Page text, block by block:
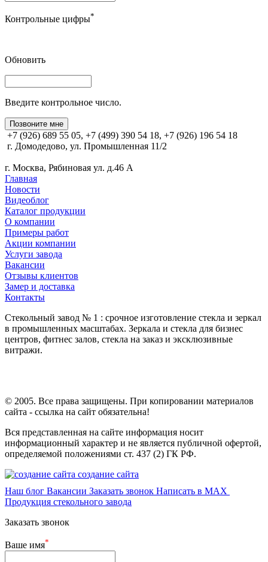
Контрольные цифры*
Обновить
Введите контрольное число.
Позвоните мне
+7 (926) 689 55 05, +7 (499) 390 54 18, +7 (926) 196 54 18
г. Домодедово, ул. Промышленная 11/2
г. Москва, Рябиновая ул. д.46 А
Главная
Новости
Видеоблог
Каталог продукции
О компании
Примеры работ
Акции компании
Услуги завода
Вакансии
Отзывы клиентов
Замер и доставка
Контакты
Стекольный завод № 1 : срочное изготовление стекла и зеркал
в промышленных масштабах. Зеркала и стекла для бизнес
центров, фитнес залов, стекла на заказ и эксклюзивные
витражи.
© 2005. Все права защищены. При копировании материалов
сайта - ссылка на сайт обязательна!
Вся представленная на сайте информация носит
информационный характер и не является публичной офертой,
определяемой положениями ст. 437 (2) ГК РФ.
создание сайта
Наш блог Вакансии Заказать звонок Написать в MAX
Продукция стекольного завода
Заказать звонок
Ваше имя*